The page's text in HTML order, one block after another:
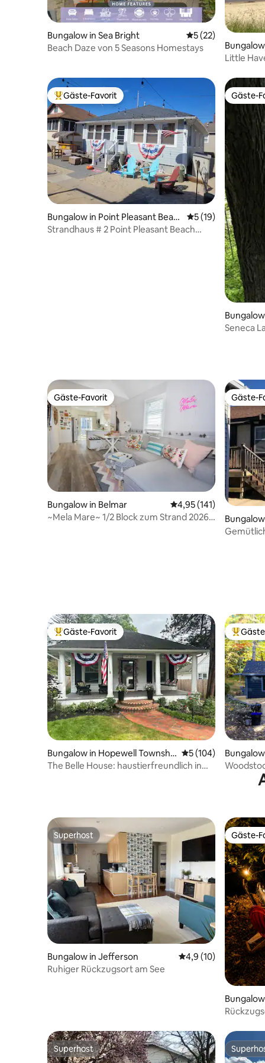
Bungalow in Sea Bright Durchschnittliche
5 (22)
Beach Daze von 5 Seasons Homestays
Little
Beliebter Gäste-Favorit.
Gäste-Favorit
Bungalow in Point Pleasant Beac
h
Durchschnittliche
5 (19)
Strandhaus # 2 Point Pleasant Beach
Gäste-
Gäste-
Seneca
Gäste-Favorit
Gäste-Favorit
Bungalow in Belmar Durchschnittliche
4,95 (141)
~Mela Mare~ 1/2 Block zum Strand 2026
Gäste-
Gäste-
Beach
Beliebter Gäste-Favorit.
Gäste-Favorit
Bungalow in Hopewell Townshi
p
Durchschnittliche
5 (104)
The Belle House: haustierfreundlich in
Superhost
Superhost
Bungalow in Jefferson Durchschnittliche
4,9 (10)
Ruhiger Rückzugsort am See
Gäste-
Gäste-
Superhost
Superhost